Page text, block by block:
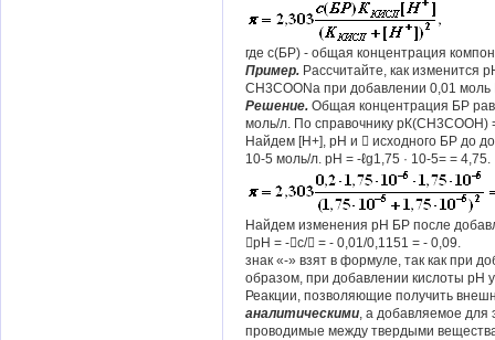
где с(БР) - общая концентрация
Пример. Рассчитайте, как
СН3СООNa при добавлении 0,01 моль
Решение. Общая концентрация БР
моль/л. По справочнику рК(СН3СООН)
Найдем [H+], pH и  исходного БР до
10-5 моль/л. рН = -ℓg1,75 · 10-5= = 4,75.
Найдем изменения рН БР после
рН = -с/ = - 0,01/0,1151 = - 0,09.
знак «-» взят в формуле, так как при
образом, при добавлении кислоты рН
Реакции, позволяющие получить
аналитическими, а добавляемое для
проводимые между твердыми